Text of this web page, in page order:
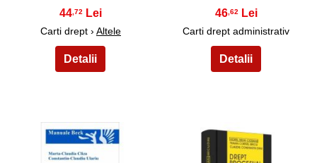
44 ,72
Carti drept › Altele
46,62
Carti drept administrativ